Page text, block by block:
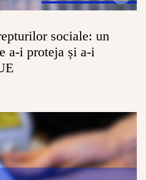
sociale: un
a-i proteja și a-i